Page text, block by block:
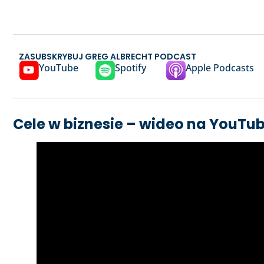
ZASUBSKRYBUJ GREG ALBRECHT PODCAST
YouTube Spotify Apple Podcasts
Cele w biznesie – wideo na